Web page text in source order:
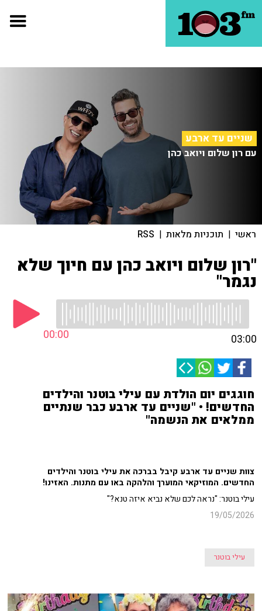
שניים עד ארבע
עם רון שלום ויואב כהן
ראשי | תוכניות מלאות |
RSS
"רון שלום ויואב כהן עם חיוך שלא
נגמר"
00:00 03:00
חוגגים יום הולדת עם עילי בוטנר והילדים
החדשים! • "שניים עד ארבע כבר שנתיים
ממלאים את הנשמה"
צוות שניים עד ארבע קיבל בברכה את עילי בוטנר והילדים
החדשים. המוזיקאי המוערך והלהקה באו עם מתנות. האזינו!
עילי בוטנר: "נראה לכם שלא נביא איזה טנא?"
19/05/2026
עילי בוטנר